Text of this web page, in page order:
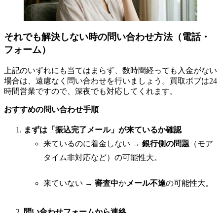
それでも解決しない時の問い合わせ方法（電話・
フォーム）
上記のいずれにも当てはまらず、数時間経っても入金がない
場合は、遠慮なく問い合わせを行いましょう。買取ボブは24
時間営業ですので、深夜でも対応してくれます。
おすすめの問い合わせ手順
まずは「振込完了メール」が来ているか確認
来ているのに着金しない → 銀行側の問題 （モア
タイム非対応など）の可能性大。
来ていない → 審査中かメール不達の可能性大。